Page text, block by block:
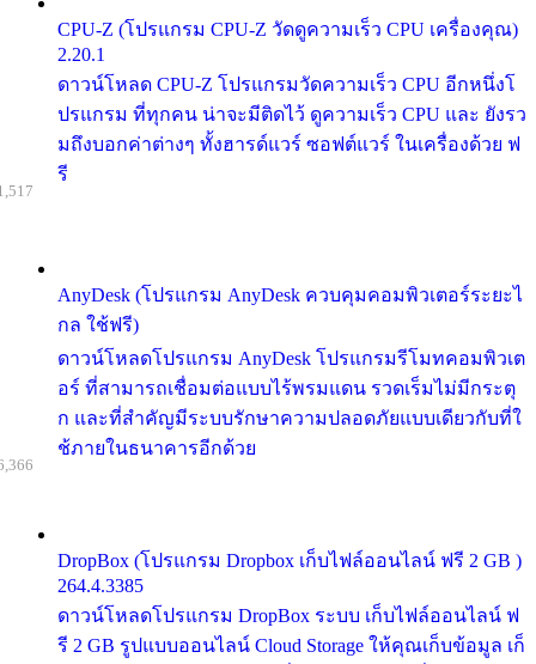
CPU-Z (โปรแกรม CPU-Z วัดดูความเร็ว CPU เครื่องคุณ)
2.20.1
ดาวน์โหลด CPU-Z โปรแกรมวัดความเร็ว CPU อีกหนึ่งโ
ปรแกรม ที่ทุกคน น่าจะมีติดไว้ ดูความเร็ว CPU และ ยังรว
มถึงบอกค่าต่างๆ ทั้งฮารด์แวร์ ซอฟต์แวร์ ในเครื่องด้วย ฟ
รี
AnyDesk (โปรแกรม AnyDesk ควบคุมคอมพิวเตอร์ระยะไ
กล ใช้ฟรี)
ดาวน์โหลดโปรแกรม AnyDesk โปรแกรมรีโมทคอมพิวเต
อร์ ที่สามารถเชื่อมต่อแบบไร้พรมแดน รวดเร็มไม่มีกระตุ
ก และที่สำคัญมีระบบรักษาความปลอดภัยแบบเดียวกับที่ใ
ช้ภายในธนาคารอีกด้วย
DropBox (โปรแกรม Dropbox เก็บไฟล์ออนไลน์ ฟรี 2 GB )
264.4.3385
ดาวน์โหลดโปรแกรม DropBox ระบบ เก็บไฟล์ออนไลน์ ฟ
รี 2 GB รูปแบบออนไลน์ Cloud Storage ให้คุณเก็บข้อมูล เก็